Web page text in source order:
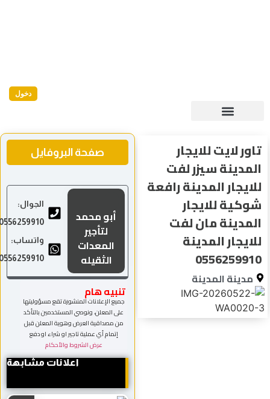
دخول
تاور لايت للايجار
المدينة سيزر لفت
للايجار المدينة رافعة
شوكية للايجار
المدينة مان لفت
للايجار المدينة
0556259910
مدينة المدينة
صفحة البروفايل
أبو محمد
لتأجير
المعدات
الثقيله
الجوال:
0556259910
واتساب:
0556259910
تنبيه هام
جميع الإعلانات المنشورة تقع مسؤوليتها
على المعلن، ونوصي المستخدمين بالتأكد
من مصداقية العرض وهوية المعلن قبل
إتمام أي عملية تاجير او شراء او دفع
عرض الشروط والأحكام
اعلانات مشابهة